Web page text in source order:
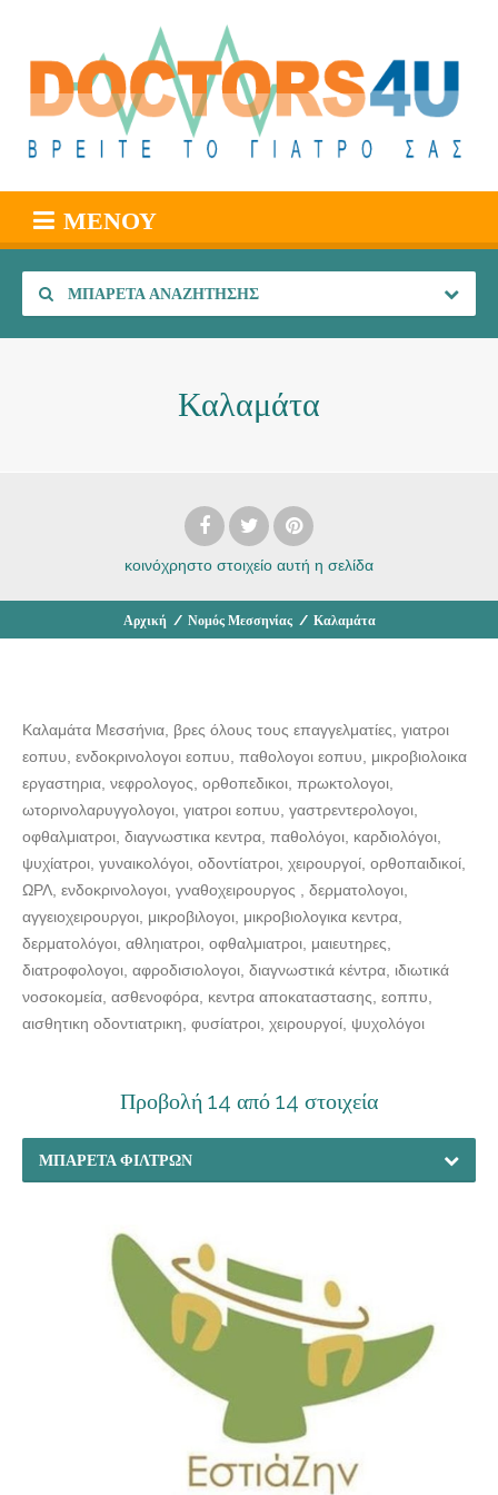
ΜΕΝΟΎ
ΜΠΑΡΈΤΑ ΑΝΑΖΉΤΗΣΗΣ
Καλαμάτα
κοινόχρηστο στοιχείο αυτή η σελίδα
Αρχική / Νομός Μεσσηνίας / Καλαμάτα
Καλαμάτα Μεσσήνια, βρες όλους τους επαγγελματίες, γιατροι
εοπυυ, ενδοκρινολογοι εοπυυ, παθολογοι εοπυυ, μικροβιολοικα
εργαστηρια, νεφρολογος, ορθοπεδικοι, πρωκτολογοι,
ωτορινολαρυγγολογοι, γιατροι εοπυυ, γαστρεντερολογοι,
οφθαλμιατροι, διαγνωστικα κεντρα, παθολόγοι, καρδιολόγοι,
ψυχίατροι, γυναικολόγοι, οδοντίατροι, χειρουργοί, ορθοπαιδικοί,
ΩΡΛ, ενδοκρινολογοι, γναθοχειρουργος , δερματολογοι,
αγγειοχειρουργοι, μικροβιλογοι, μικροβιολογικα κεντρα,
δερματολόγοι, αθληιατροι, οφθαλμιατροι, μαιευτηρες,
διατροφολογοι, αφροδισιολογοι, διαγνωστικά κέντρα, ιδιωτικά
νοσοκομεία, ασθενοφόρα, κεντρα αποκαταστασης, εοππυ,
αισθητικη οδοντιατρικη, φυσίατροι, χειρουργοί, ψυχολόγοι
Προβολή 14 από 14 στοιχεία
ΜΠΑΡΈΤΑ ΦΊΛΤΡΩΝ